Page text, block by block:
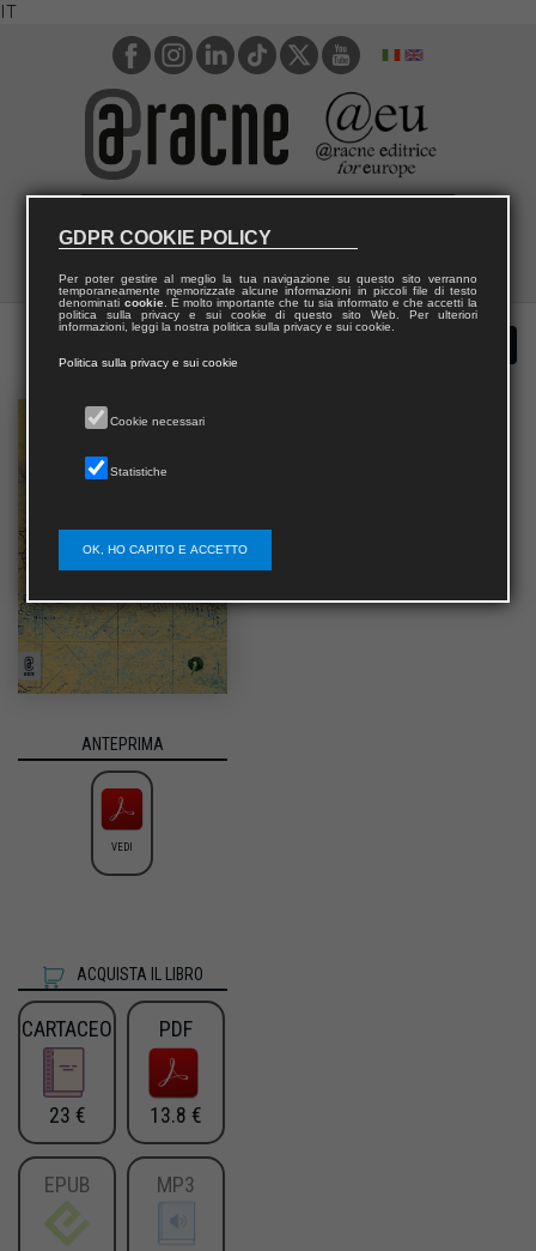
IT
ANTEPRIMA
VEDI
ACQUISTA IL LIBRO
CARTACEO
23 €
PDF
13.8 €
EPUB MP3
GDPR COOKIE POLICY
Per poter gestire al meglio la tua navigazione su questo sito verranno
temporaneamente memorizzate alcune informazioni in piccoli file di testo
denominati cookie. È molto importante che tu sia informato e che accetti la
politica sulla privacy e sui cookie di questo sito Web. Per ulteriori
informazioni, leggi la nostra politica sulla privacy e sui cookie.
Politica sulla privacy e sui cookie
Cookie necessari
Statistiche
OK, HO CAPITO E ACCETTO